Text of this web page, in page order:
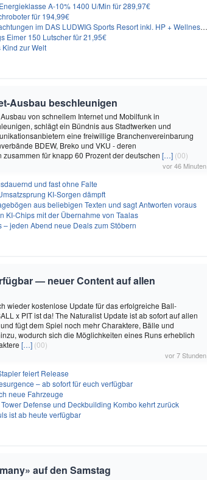
A-10% 1400 U/Min für 289,97€
für 194,99€
im DAS LUDWIG Sports Resort inkl. HP + Wellness ab 174€ p.P.
Eimer 150 Lutscher für 21,95€
zur Welt
Ausbau beschleunigen
von schnellem Internet und Mobilfunk in
schlägt ein Bündnis aus Stadtwerken und
eine freiwillige Branchenvereinbarung
BDEW, Breko und VKU - deren
für knapp 60 Prozent der deutschen […] (00)
vor 46 Minuten
und fast ohne Falte
KI-Sorgen dämpft
aus beliebigen Texten und sagt Antworten voraus
KI-Chips mit der Übernahme von Taalas
– jeden Abend neue Deals zum Stöbern
— neuer Content auf allen
wieder kostenlose Update für das erfolgreiche Ball-
x PIT ist da! The Naturalist Update ist ab sofort auf allen
fügt dem Spiel noch mehr Charaktere, Bälle und
wodurch sich die Möglichkeiten eines Runs erheblich
[…] (00)
vor 7 Stunden
feiert Release
– ab sofort für euch verfügbar
neue Fahrzeuge
Defense und Deckbuilding Kombo kehrt zurück
ist ab heute verfügbar
auf den Samstag